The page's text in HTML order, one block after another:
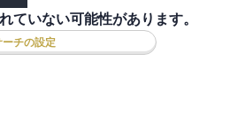
ていない可能性があります。
ーチの設定